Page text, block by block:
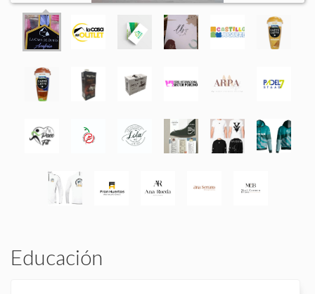
Educación